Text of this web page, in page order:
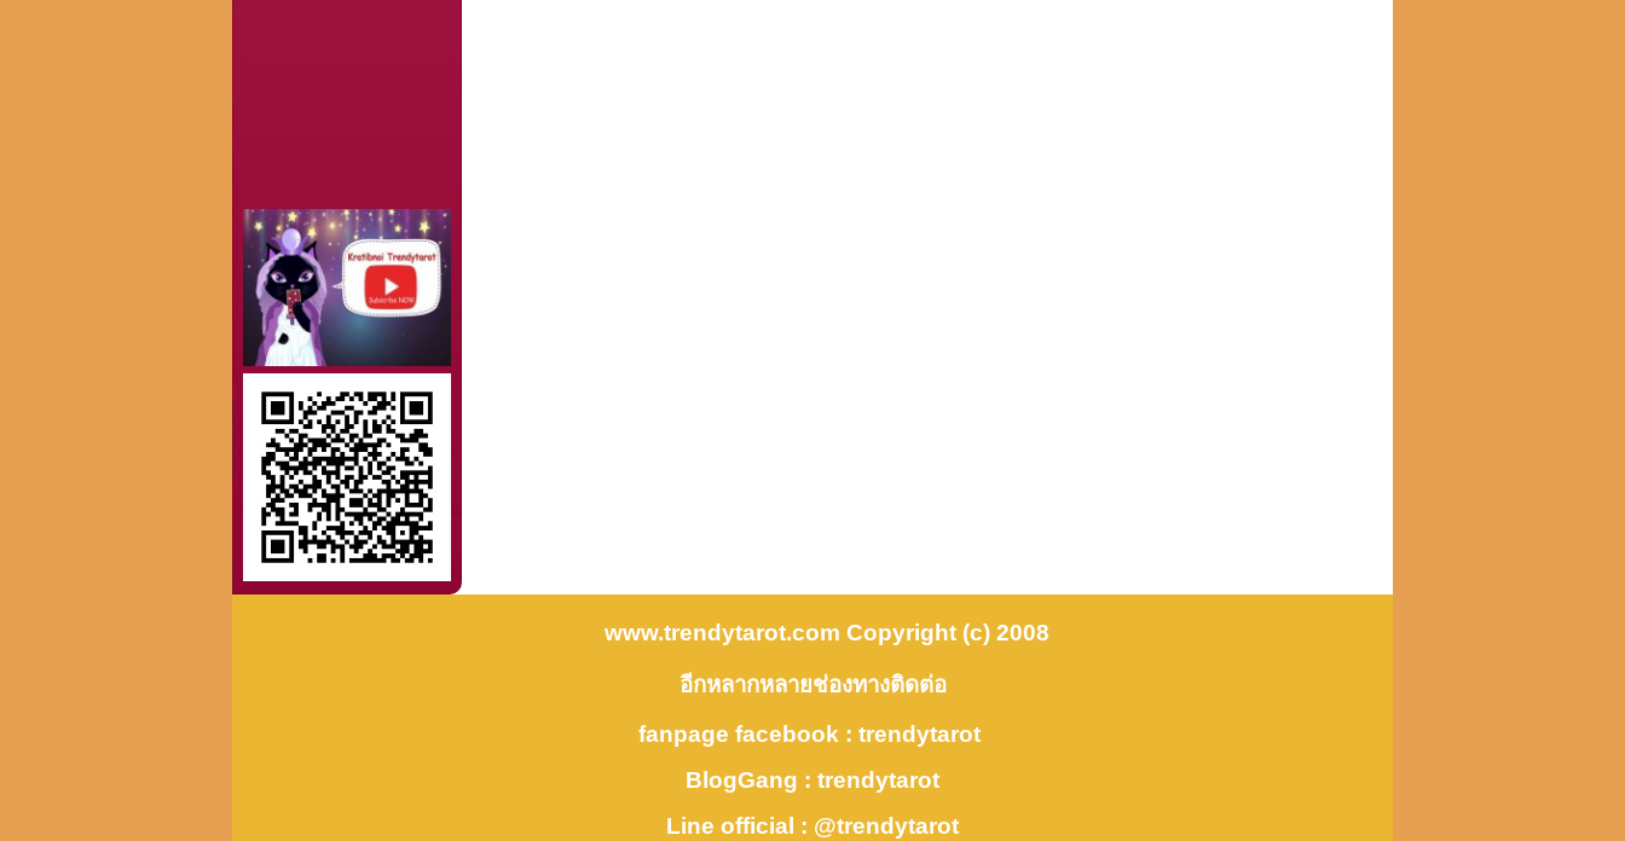
www.trendytarot.com Copyright (c) 2008
อีกหลากหลายช่องทางติดต่อ
fanpage facebook : trendytarot
BlogGang : trendytarot
Line official : @trendytarot